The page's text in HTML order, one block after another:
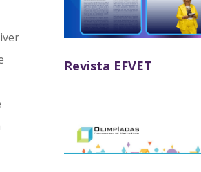
Revista EFVET